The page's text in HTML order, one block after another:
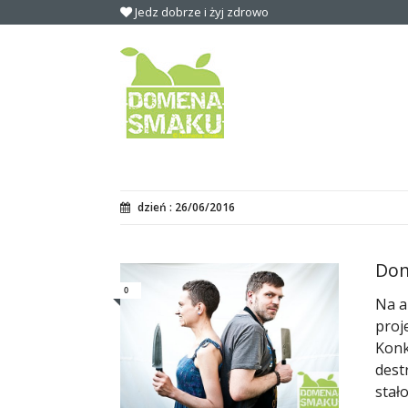
Jedz dobrze i żyj zdrowo
dzień : 26/06/2016
0
Na